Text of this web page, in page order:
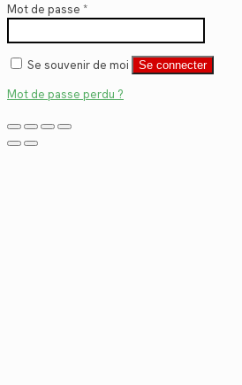
Mot de passe *
Se souvenir de moi Se connecter
Mot de passe perdu ?